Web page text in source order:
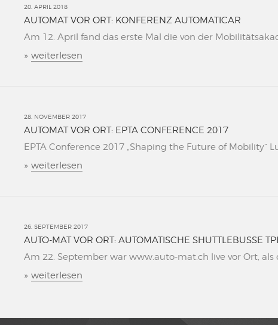
20. APRIL 2018
AUTOMAT VOR ORT: KONFERENZ AUTOMATICAR
Am 12. April fand das erste Mal die von der
» weiterlesen
28. NOVEMBER 2017
AUTOMAT VOR ORT: EPTA CONFERENCE 2017
EPTA Conference 2017 „Shaping the Future of Mobility“
» weiterlesen
26. SEPTEMBER 2017
AUTO-MAT VOR ORT: AUTOMATISCHE SHUTTLEBUSSE
Am 22. September war www.auto-mat.ch live vor Ort,
» weiterlesen